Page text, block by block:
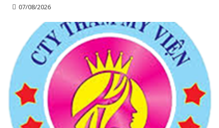
07/08/2026